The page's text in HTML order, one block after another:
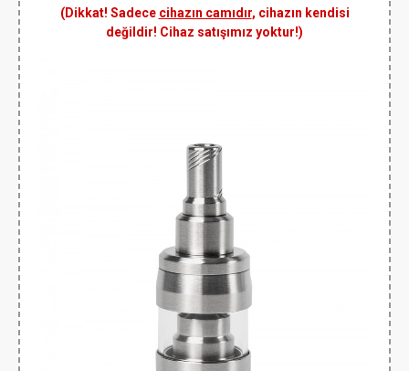
(Dikkat! Sadece cihazın camıdır, cihazın kendisi
değildir! Cihaz satışımız yoktur!)